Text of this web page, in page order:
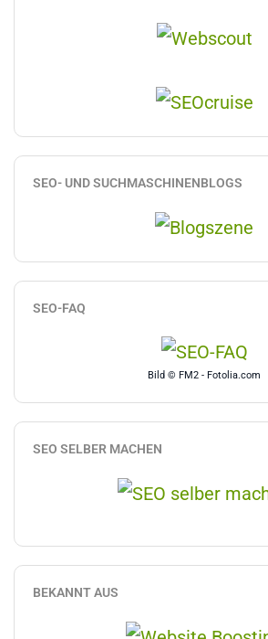
SEO- UND SUCHMASCHINENBLOGS
SEO-FAQ
Bild © FM2 - Fotolia.com
SEO SELBER MACHEN
BEKANNT AUS